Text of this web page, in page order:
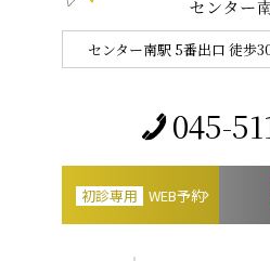
センター南駅 5番出口 徒歩
045-
初診専用 WEB予約